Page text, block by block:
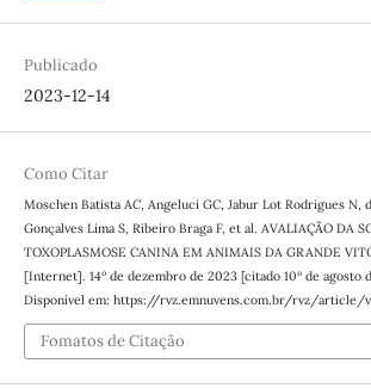
Publicado
2023-12-14
Como Citar
Moschen Batista AC, Angeluci GC, Jabur Lot Rodrigues N,
Gonçalves Lima S, Ribeiro Braga F, et al. AVALIAÇÃO DA
TOXOPLASMOSE CANINA EM ANIMAIS DA GRANDE
[Internet]. 14º de dezembro de 2023 [citado 10º de agosto
Disponível em: https://rvz.emnuvens.com.br/rvz/article/
Fomatos de Citação